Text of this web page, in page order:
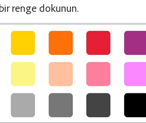
renge dokunun.